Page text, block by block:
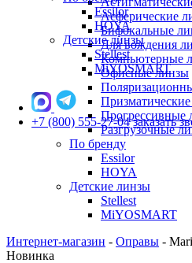
Асферические
Бифокальные
Для вождения
Компьютерные
Офисные линзы
Прогрессивные
Разгрузочные
По бренду
Essilor
HOYA
Детские линзы
Stellest
MiYOSMART
Essilor
HOYA
Детские линзы
Stellest
MiYOSMART
+7 (800) 555-27-04 заказать
Интернет-магазин - Оправы -
Новинка